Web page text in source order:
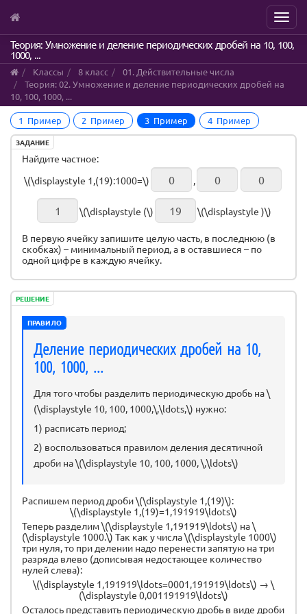
Skip
main
content
Menu
Теория: Умножение и деление периодических дробей на 10, 100,
1000, ...
Классы 8 класс
01. Действительные числа
Теория: 02. Умножение и деление периодических дробей на
10, 100, 1000, ...
1 Пример 2 Пример 3 Пример 4 Пример
ЗАДАНИЕ
Найдите частное:
\(\displaystyle 1,(19):1000=\)
,
\(\displaystyle (\) \(\displaystyle )\)
В первую ячейку запишите целую часть, в последнюю (в
скобках) – минимальный период, а в оставшиеся – по
одной цифре в каждую ячейку.
РЕШЕНИЕ
ПРАВИЛО
Деление периодических дробей на 10,
100, 1000, ...
Для того чтобы разделить периодическую дробь на \
(\displaystyle 10, 100, 1000,\,\ldots,\) нужно:
1) расписать период;
2) воспользоваться правилом деления десятичной
дроби на \(\displaystyle 10, 100, 1000, \,\ldots\)
Распишем период дроби \(\displaystyle 1,(19)\):
\(\displaystyle 1,(19)=1,191919\ldots\)
Теперь разделим \(\displaystyle 1,191919\ldots\) на \
(\displaystyle 1000.\) Так как у числа \(\displaystyle 1000\)
три нуля, то при делении надо перенести запятую на три
разряда влево (дописывая недостающее количество
нулей слева):
\(\displaystyle 1,191919\ldots=0001,191919\ldots\) → \
(\displaystyle 0,001191919\ldots\)
Осталось представить периодическую дробь в виде дроби